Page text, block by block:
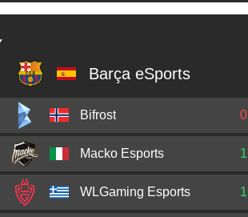
⁠Barça eSports
Bifrost 0
Macko Esports 1
WLGaming Esports 1